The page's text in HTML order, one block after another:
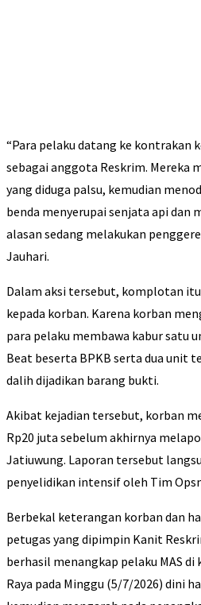
“Para pelaku datang ke kontrakan
sebagai anggota Reskrim. Mereka
yang diduga palsu, kemudian
benda menyerupai senjata api dan
alasan sedang melakukan
Jauhari.
Dalam aksi tersebut, komplotan
kepada korban. Karena korban
para pelaku membawa kabur satu
Beat beserta BPKB serta dua unit
dalih dijadikan barang bukti.
Akibat kejadian tersebut, korban
Rp20 juta sebelum akhirnya
Jatiuwung. Laporan tersebut
penyelidikan intensif oleh Tim
Berbekal keterangan korban dan
petugas yang dipimpin Kanit
berhasil menangkap pelaku MAS di
Raya pada Minggu (5/7/2026) dini